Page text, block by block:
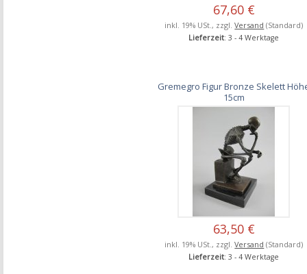
67,60 €
inkl. 19% USt., zzgl.Versand (Standard)
Lieferzeit: 3 - 4 Werktage
Gremegro Figur Bronze Skelett
15cm
63,50 €
inkl. 19% USt., zzgl.Versand (Standard)
Lieferzeit: 3 - 4 Werktage